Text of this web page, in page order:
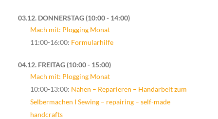
03.12. DONNERSTAG 10:00 - 14:00
Mach mit: Plogging Monat
11:00-16:00: Formularhilfe
04.12. FREITAG 10:00 - 15:00
Mach mit: Plogging Monat
10:00-13:00: Nähen – Reparieren – Handarbeit zum
Selbermachen I Sewing – repairing – self-made
handcrafts